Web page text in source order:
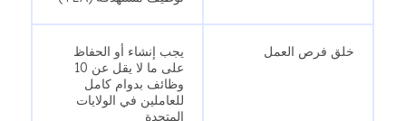
خلق فرص العمل
يجب إنشاء أو الحفاظ
على ما لا يقل عن 10
وظائف بدوام كامل
للعاملين في الولايات
المتحدة